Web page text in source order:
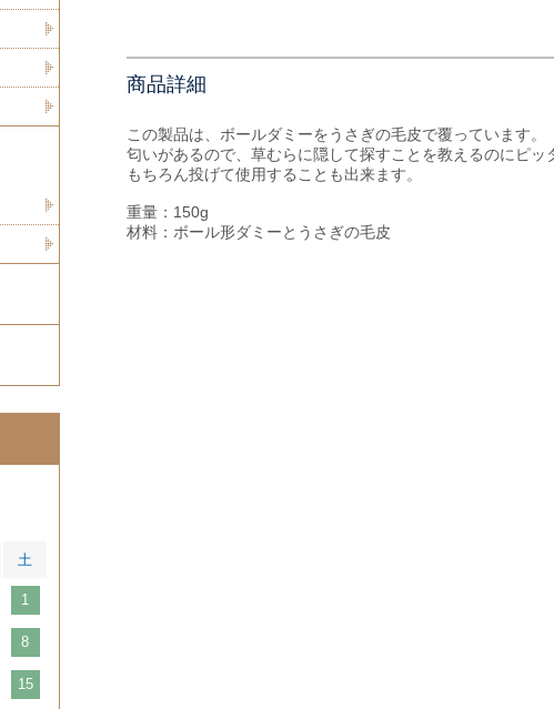
商品詳細
この製品は、ボールダミーをうさぎの毛皮で覆っています。
匂いがあるので、草むらに隠して探すことを教えるのにピッ
もちろん投げて使用することも出来ます。
重量：150g
材料：ボール形ダミーとうさぎの毛皮
土
1
8
15